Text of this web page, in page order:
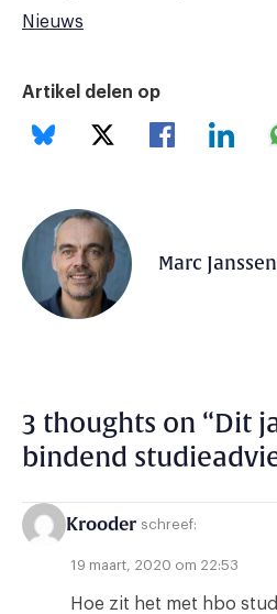
Nieuws
Artikel delen op
Marc Janssen
3 thoughts on “Dit
bindend
Krooder schreef:
19 maart, 2020 om 22:53
Hoe zit het met hbo